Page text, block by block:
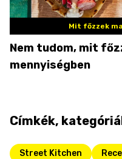
Mit főzzek
Nem tudom, mit
mennyiségben
Címkék,
Street Kitchen